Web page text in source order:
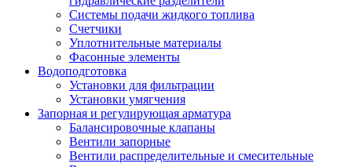
Системы подачи жидкого топлива
Счетчики
Уплотнительные материалы
Фасонные элементы
Водоподготовка
Установки для фильтрации
Установки умягчения
Запорная и регулирующая арматура
Балансировочные клапаны
Вентили запорные
Вентили распределительные и смесительные